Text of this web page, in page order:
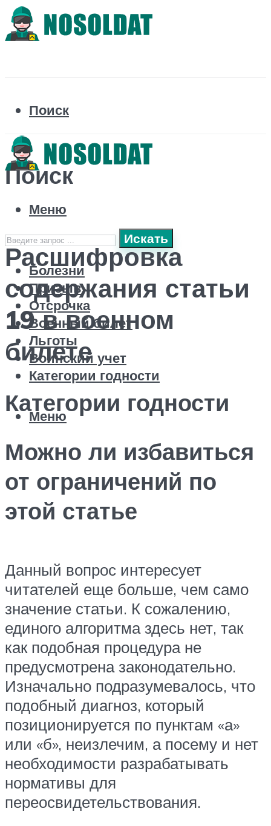
Поиск
Поиск
Искать
Болезни
Призыв
Отсрочка
Военный билет
Льготы
Воинский учет
Категории годности
Меню
Меню
Расшифровка
содержания статьи
19 в военном
билете
Категории годности
Можно ли избавиться
от ограничений по
этой статье
Данный вопрос интересует
читателей еще больше, чем само
значение статьи. К сожалению,
единого алгоритма здесь нет, так
как подобная процедура не
предусмотрена законодательно.
Изначально подразумевалось, что
подобный диагноз, который
позиционируется по пунктам «а»
или «б», неизлечим, а посему и нет
необходимости разрабатывать
нормативы для
переосвидетельствования.